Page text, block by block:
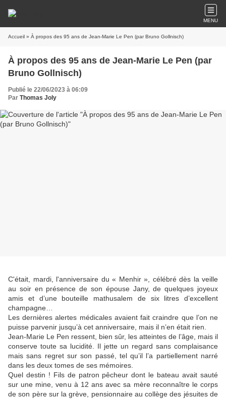
MENU
Accueil » À propos des 95 ans de Jean-Marie Le Pen (par Bruno Gollnisch)
À propos des 95 ans de Jean-Marie Le Pen (par
Bruno Gollnisch)
Publié le 22/06/2023 à 06:09
Par Thomas Joly
C'était, mardi, l'anniversaire du « Menhir », célébré dès la veille
au soir en présence de son épouse Jany, de quelques joyeux
amis et d’une bouteille mathusalem de six litres d’excellent
champagne…
Les dernières alertes médicales avaient fait craindre que l’on ne
puisse parvenir jusqu’à cet anniversaire, mais il n’en était rien.
Jean-Marie Le Pen ressent, bien sûr, les atteintes de l’âge, mais il
conserve toute sa lucidité. Il jette un regard sans complaisance
mais sans regret sur son passé, tel qu’il l’a partiellement narré
dans les deux tomes de ses mémoires.
Quel destin ! Fils de patron pêcheur dont le bateau avait sauté
sur une mine, venu à 12 ans avec sa mère reconnaître le corps
de son père sur la grève, pensionnaire au collège des jésuites de